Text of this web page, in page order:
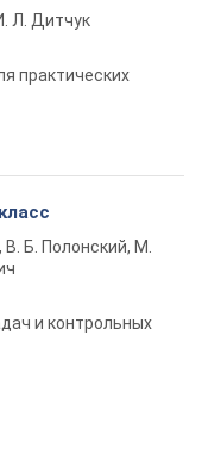
Л. Дитчук
практических
В. Б. Полонский, М.
и контрольных